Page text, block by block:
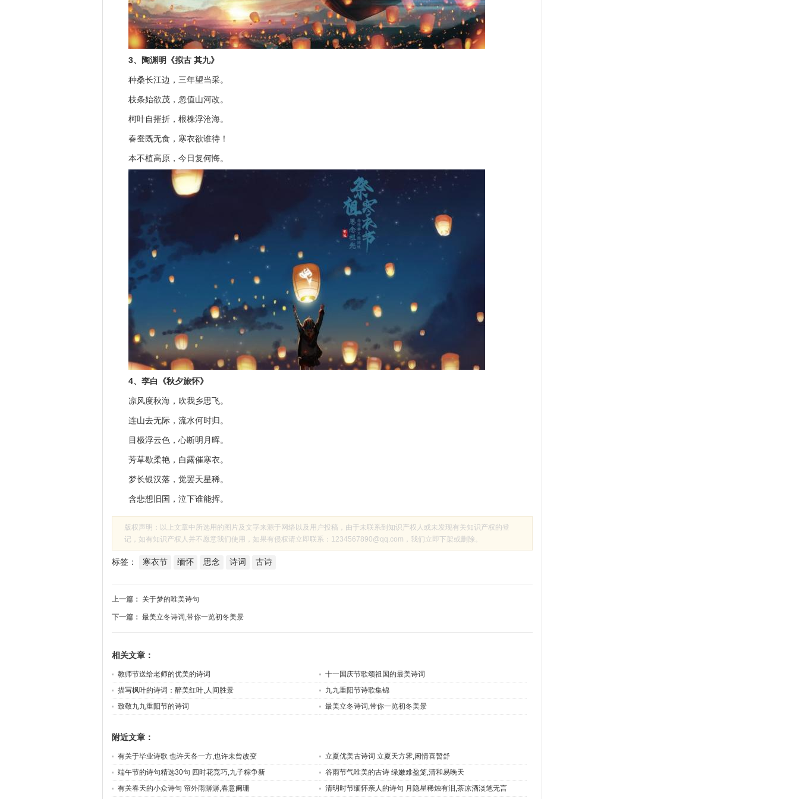
3、陶渊明《拟古 其九》
种桑长江边，三年望当采。
枝条始欲茂，忽值山河改。
柯叶自摧折，根株浮沧海。
春蚕既无食，寒衣欲谁待！
本不植高原，今日复何悔。
4、李白《秋夕旅怀》
凉风度秋海，吹我乡思飞。
连山去无际，流水何时归。
目极浮云色，心断明月晖。
芳草歇柔艳，白露催寒衣。
梦长银汉落，觉罢天星稀。
含悲想旧国，泣下谁能挥。
版权声明：以上文章中所选用的图片及文字来源于网络以及用户投稿，由于未联系到知识产权人或未发现有关知识产权的登
记，如有知识产权人并不愿意我们使用，如果有侵权请立即联系：1234567890@qq.com，我们立即下架或删除。
标签： 寒衣节 缅怀 思念 诗词 古诗
上一篇： 关于梦的唯美诗句
下一篇： 最美立冬诗词,带你一览初冬美景
相关文章：
教师节送给老师的优美的诗词
十一国庆节歌颂祖国的最美诗词
描写枫叶的诗词：醉美红叶,人间胜景
九九重阳节诗歌集锦
致敬九九重阳节的诗词
最美立冬诗词,带你一览初冬美景
附近文章：
有关于毕业诗歌 也许天各一方,也许未曾改变
立夏优美古诗词 立夏天方霁,闲情喜暂舒
端午节的诗句精选30句 四时花竞巧,九子粽争新
谷雨节气唯美的古诗 绿嫩难盈笼,清和易晚天
有关春天的小众诗句 帘外雨潺潺,春意阑珊
清明时节缅怀亲人的诗句 月隐星稀烛有泪,茶凉酒淡笔无言